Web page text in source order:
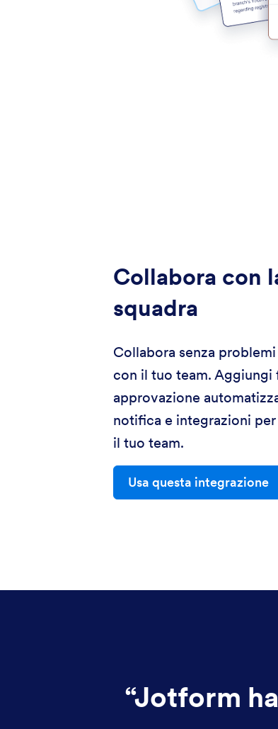
Collabora con
squadra
Collabora senza
con il tuo team. Aggiungi
approvazione
notifica e integrazioni
il tuo team.
Usa questa integrazione
“Jotform